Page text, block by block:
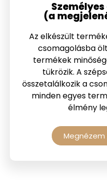
(a
Az elkészült
csomagolásba
termékek
tükrözik. A
összetalálkozik a
minden egyes
élmény